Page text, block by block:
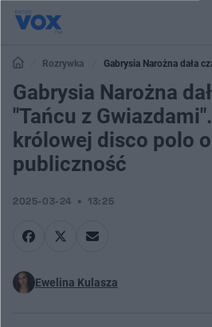
Rozrywka
Gabrysia Narożna dała
Córka królowej disco polo oczarowała
Gabrysia Narożna
"Tańcu z
królowej disco polo
publiczność
2025-03-24 13:25
Ewelina Kulasza